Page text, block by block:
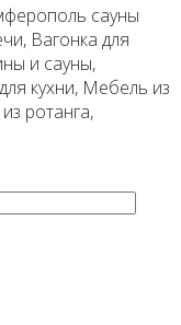
сауны
Вагонка для
и сауны,
кухни, Мебель из
ротанга,